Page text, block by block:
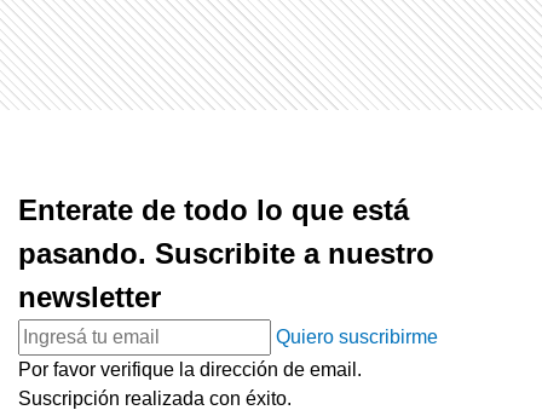
Enterate de todo lo que está
pasando. Suscribite a nuestro
newsletter
Quiero suscribirme
Por favor verifique la dirección de email.
Suscripción realizada con éxito.